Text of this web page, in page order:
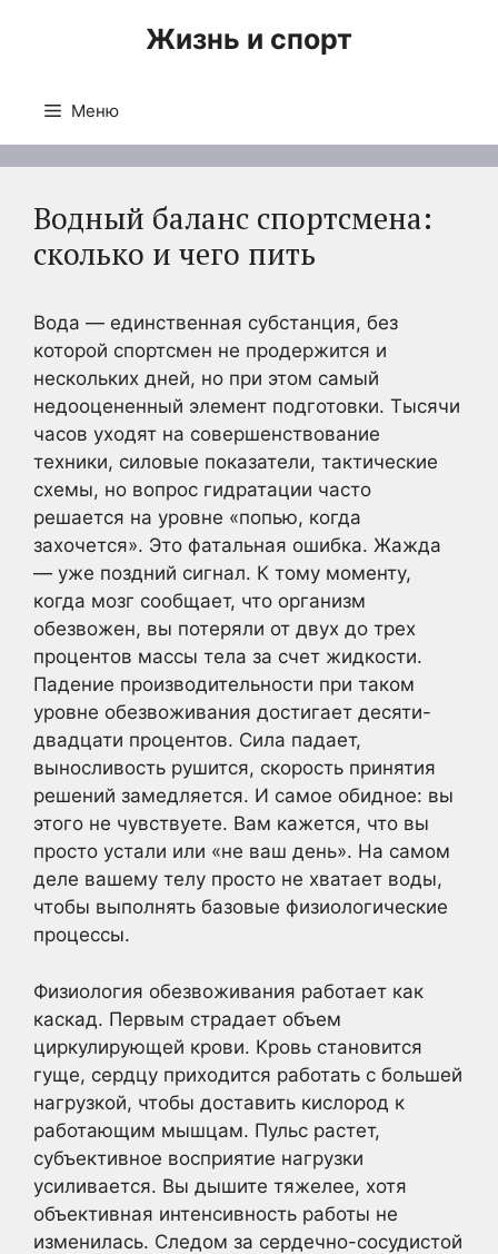
Жизнь и спорт
Меню
Водный баланс спортсмена:
сколько и чего пить
Вода — единственная субстанция, без
которой спортсмен не продержится и
нескольких дней, но при этом самый
недооцененный элемент подготовки. Тысячи
часов уходят на совершенствование
техники, силовые показатели, тактические
схемы, но вопрос гидратации часто
решается на уровне «попью, когда
захочется». Это фатальная ошибка. Жажда
— уже поздний сигнал. К тому моменту,
когда мозг сообщает, что организм
обезвожен, вы потеряли от двух до трех
процентов массы тела за счет жидкости.
Падение производительности при таком
уровне обезвоживания достигает десяти-
двадцати процентов. Сила падает,
выносливость рушится, скорость принятия
решений замедляется. И самое обидное: вы
этого не чувствуете. Вам кажется, что вы
просто устали или «не ваш день». На самом
деле вашему телу просто не хватает воды,
чтобы выполнять базовые физиологические
процессы.
Физиология обезвоживания работает как
каскад. Первым страдает объем
циркулирующей крови. Кровь становится
гуще, сердцу приходится работать с большей
нагрузкой, чтобы доставить кислород к
работающим мышцам. Пульс растет,
субъективное восприятие нагрузки
усиливается. Вы дышите тяжелее, хотя
объективная интенсивность работы не
изменилась. Следом за сердечно-сосудистой